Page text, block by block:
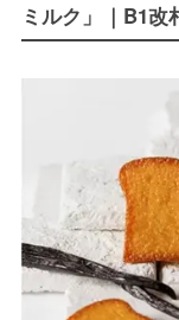
ミルク」｜B1